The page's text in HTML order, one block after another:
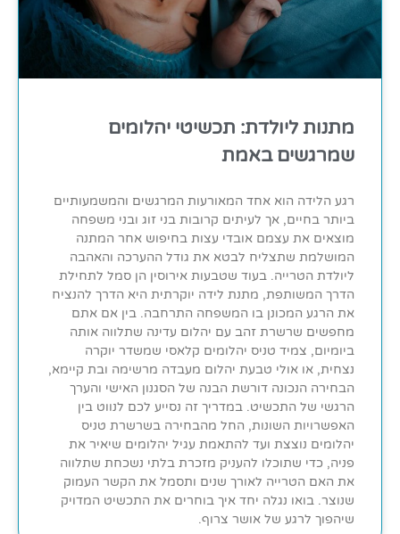
מתנות ליולדת: תכשיטי יהלומים
שמרגשים באמת
רגע הלידה הוא אחד המאורעות המרגשים והמשמעותיים
ביותר בחיים, אך לעיתים קרובות בני זוג ובני משפחה
מוצאים את עצמם אובדי עצות בחיפוש אחר המתנה
המושלמת שתצליח לבטא את גודל ההערכה והאהבה
ליולדת הטרייה. בעוד שטבעות אירוסין הן סמל לתחילת
הדרך המשותפת, מתנת לידה יוקרתית היא הדרך להנציח
את הרגע המכונן בו המשפחה התרחבה. בין אם אתם
מחפשים שרשרת זהב עם יהלום עדינה שתלווה אותה
ביומיום, צמיד טניס יהלומים קלאסי שמשדר יוקרה
נצחית, או אולי טבעת יהלום מעבדה מרשימה ובת קיימא,
הבחירה הנכונה דורשת הבנה של הסגנון האישי והערך
הרגשי של התכשיט. במדריך זה נסייע לכם לנווט בין
האפשרויות השונות, החל מהבחירה בשרשרת טניס
יהלומים נוצצת ועד להתאמת עגיל יהלומים שיאיר את
פניה, כדי שתוכלו להעניק מזכרת בלתי נשכחת שתלווה
את האם הטרייה לאורך שנים ותסמל את הקשר העמוק
שנוצר. בואו נגלה יחד איך בוחרים את התכשיט המדויק
שיהפוך לרגע של אושר צרוף.